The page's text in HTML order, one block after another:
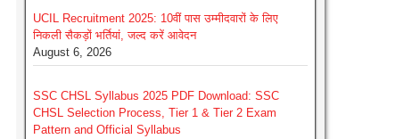
UCIL Recruitment 2025: 10वीं पास उम्मीदवारों के लिए
निकली सैकड़ों भर्तियां, जल्द करें आवेदन
August 6, 2026
SSC CHSL Syllabus 2025 PDF Download: SSC
CHSL Selection Process, Tier 1 & Tier 2 Exam
Pattern and Official Syllabus